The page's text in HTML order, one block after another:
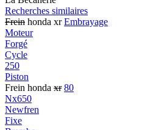
Recherches similaires
Frein honda xr Embrayage
Moteur
Forgé
Cycle
250
Piston
Frein honda xr 80
Nx650
Newfren
Fixe